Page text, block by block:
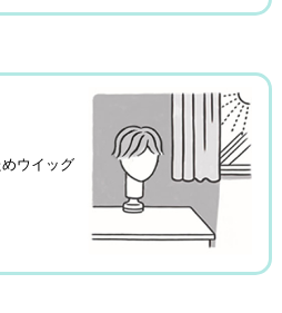
ウイッグ